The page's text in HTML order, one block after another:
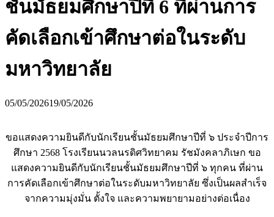
ชั้นมัธยมศึกษาปีที่ 6 ที่ผ่านการ
คัดเลือกเข้าศึกษาต่อในระดับ
มหาวิทยาลัย
05/05/202619/05/2026
ขอแสดงความยินดีกับนักเรียนชั้นมัธยมศึกษาปีที่ ๖ ประจำปีการ
ศึกษา 2568 โรงเรียนนวลนรดิศวิทยาคม รัชมังคลาภิเษก ขอ
แสดงความยินดีกับนักเรียนชั้นมัธยมศึกษาปีที่ ๖ ทุกคน ที่ผ่าน
การคัดเลือกเข้าศึกษาต่อในระดับมหาวิทยาลัย ซึ่งเป็นผลสำเร็จ
จากความมุ่งมั่น ตั้งใจ และความพยายามอย่างต่อเนื่อง